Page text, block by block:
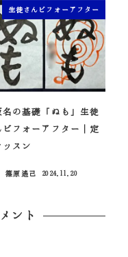
生徒さんビフォーアフター
名の基礎「ぬも」生徒
ビフォーアフター｜定
ッスン
篠原遙己
2024.11.20
ント